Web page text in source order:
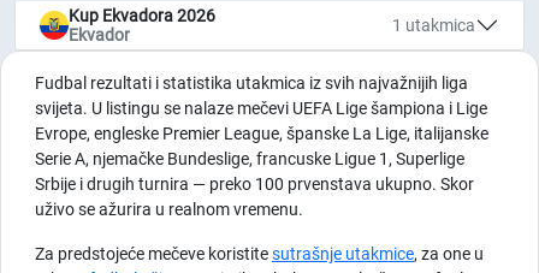
Kup Ekvadora 2026
Ekvador
1 utakmica
Fudbal rezultati i statistika utakmica iz svih najvažnijih liga
svijeta. U listingu se nalaze mečevi UEFA Lige šampiona i Lige
Evrope, engleske Premier League, španske La Lige, italijanske
Serie A, njemačke Bundeslige, francuske Ligue 1, Superlige
Srbije i drugih turnira — preko 100 prvenstava ukupno. Skor
uživo se ažurira u realnom vremenu.
Za predstojeće mečeve koristitesutrašnje utakmice, za one u